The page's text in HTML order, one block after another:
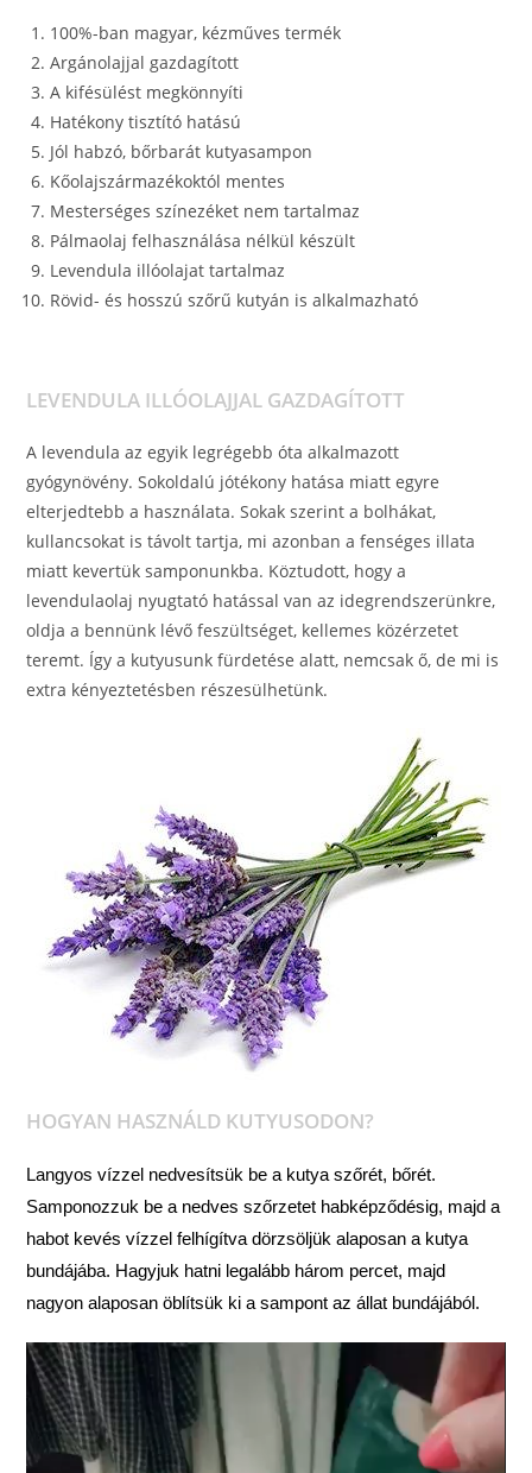
100%-ban magyar, kézműves termék
Argánolajjal gazdagított
A kifésülést megkönnyíti
Hatékony tisztító hatású
Jól habzó, bőrbarát kutyasampon
Kőolajszármazékoktól mentes
Mesterséges színezéket nem tartalmaz
Pálmaolaj felhasználása nélkül készült
Levendula illóolajat tartalmaz
Rövid- és hosszú szőrű kutyán is alkalmazható
LEVENDULA ILLÓOLAJJAL GAZDAGÍTOTT
A levendula az egyik legrégebb óta alkalmazott
gyógynövény. Sokoldalú jótékony hatása miatt egyre
elterjedtebb a használata. Sokak szerint a bolhákat,
kullancsokat is távolt tartja, mi azonban a fenséges illata
miatt kevertük samponunkba. Köztudott, hogy a
levendulaolaj nyugtató hatással van az idegrendszerünkre,
oldja a bennünk lévő feszültséget, kellemes közérzetet
teremt. Így a kutyusunk fürdetése alatt, nemcsak ő, de mi is
extra kényeztetésben részesülhetünk.
HOGYAN HASZNÁLD KUTYUSODON?
Langyos vízzel nedvesítsük be a kutya szőrét, bőrét.
Samponozzuk be a nedves szőrzetet habképződésig, majd a
habot kevés vízzel felhígítva dörzsöljük alaposan a kutya
bundájába. Hagyjuk hatni legalább három percet, majd
nagyon alaposan öblítsük ki a sampont az állat bundájából.
Videólejátszó